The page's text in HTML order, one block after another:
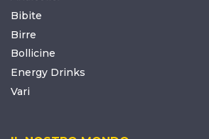
Bibite
Birre
Bollicine
Energy Drinks
Vari